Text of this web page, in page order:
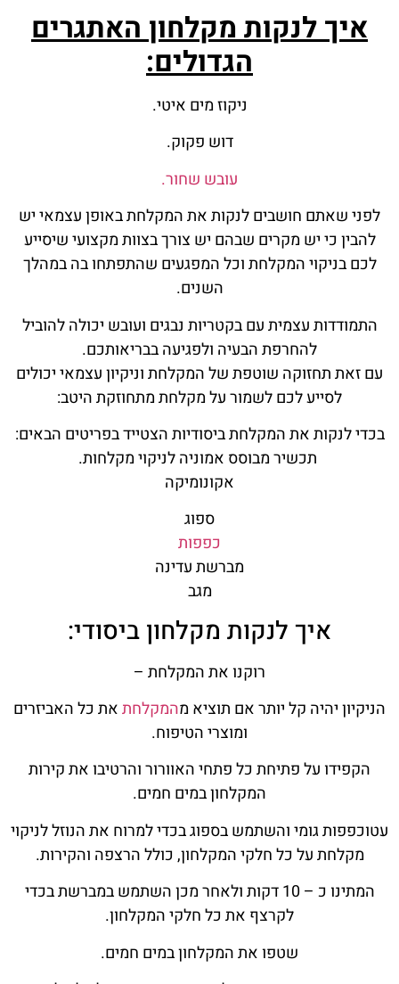
איך לנקות מקלחון האתגרים
הגדולים:
ניקוז מים איטי.
דוש פקוק.
עובש שחור.
לפני שאתם חושבים לנקות את המקלחת באופן עצמאי יש
להבין כי יש מקרים שבהם יש צורך בצוות מקצועי שיסייע
לכם בניקוי המקלחת וכל המפגעים שהתפתחו בה במהלך
השנים.
התמודדות עצמית עם בקטריות נבגים ועובש יכולה להוביל
להחרפת הבעיה ולפגיעה בבריאותכם.
עם זאת תחזוקה שוטפת של המקלחת וניקיון עצמאי יכולים
לסייע לכם לשמור על מקלחת מתחוזקת היטב:
בכדי לנקות את המקלחת ביסודיות הצטייד בפריטים הבאים:
תכשיר מבוסס אמוניה לניקוי מקלחות.
אקונומיקה
ספוג
כפפות
מברשת עדינה
מגב
איך לנקות מקלחון ביסודי:
רוקנו את המקלחת –
הניקיון יהיה קל יותר אם תוציא מהמקלחתאת כל האביזרים
ומוצרי הטיפוח.
הקפידו על פתיחת כל פתחי האוורור והרטיבו את קירות
המקלחון במים חמים.
עטוכפפות גומי והשתמש בספוג בכדי למרוח את הנוזל לניקוי
מקלחת על כל חלקי המקלחון, כולל הרצפה והקירות.
המתינו כ – 10 דקות ולאחר מכן השתמש במברשת בכדי
לקרצף את כל חלקי המקלחון.
שטפו את המקלחון במים חמים.